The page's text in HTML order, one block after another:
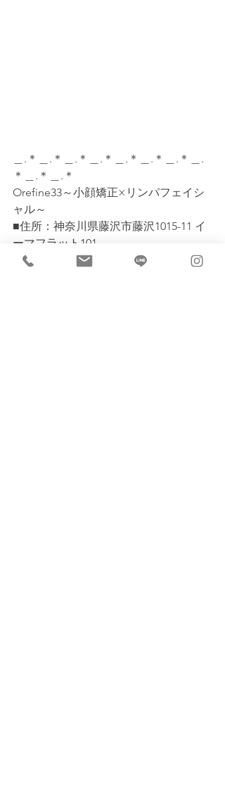
＿.＊＿.＊＿.＊＿.＊＿.＊＿.＊＿.＊＿.
＊＿.＊＿.＊
Orefine33～小顔矯正×リンパフェイシ
ャル～
■住所：神奈川県藤沢市藤沢1015-11 イ
ーマフラット101
■電話：080-4577-8899